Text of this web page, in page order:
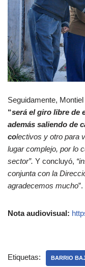
Seguidamente,
“será el giro libre de
además saliendo de
colectivos y otro para
lugar complejo, por lo
sector”. Y concluyó,
conjunta con la
agradecemos mucho”.
Nota audiovisual:
Etiquetas: BARRIO